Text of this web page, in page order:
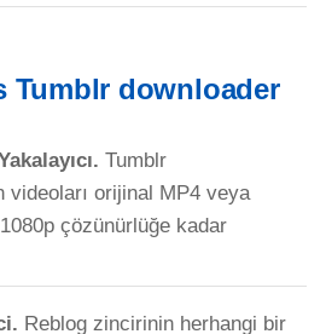
Tumblr downloader
Tumblr
videoları orijinal MP4 veya
çözünürlüğe kadar
Reblog zincirinin herhangi bir